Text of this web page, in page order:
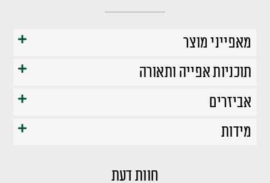
מאפייני מוצר
תוכניות אפייה ותאורה
אביזרים
מידות
חוות דעת